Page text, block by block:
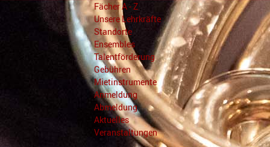
Fächer A - Z
Unsere Lehrkräfte
Standorte
Ensembles
Talentförderung
Gebühren
Mietinstrumente
Anmeldung
Abmeldung
Aktuelles
Veranstaltungen